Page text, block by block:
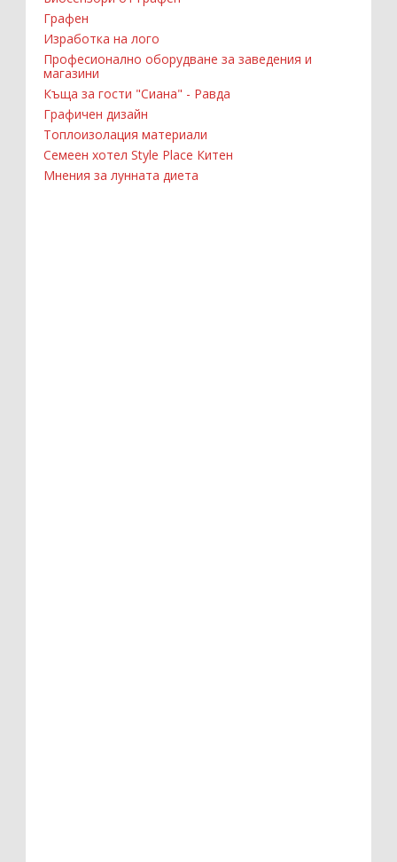
Графен
Изработка на лого
Професионално оборудване за заведения и
магазини
Къща за гости "Сиана" - Равда
Графичен дизайн
Топлоизолация материали
Семеен хотел Style Place Китен
Мнения за лунната диета